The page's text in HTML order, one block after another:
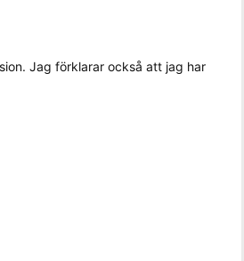
Jag förklarar också att jag har